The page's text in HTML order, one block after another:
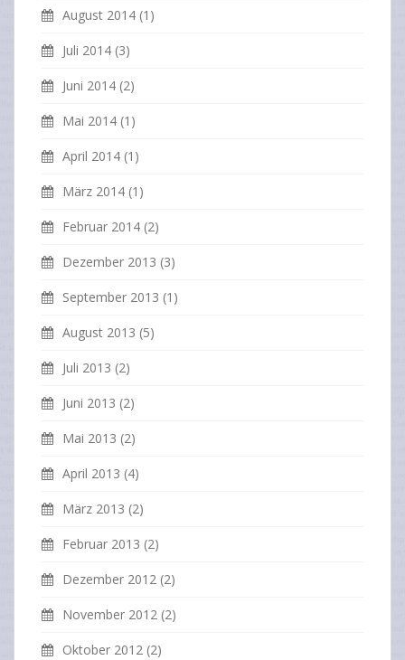
August 2014 (1)
Juli 2014 (3)
Juni 2014 (2)
Mai 2014 (1)
April 2014 (1)
März 2014 (1)
Februar 2014 (2)
Dezember 2013 (3)
September 2013 (1)
August 2013 (5)
Juli 2013 (2)
Juni 2013 (2)
Mai 2013 (2)
April 2013 (4)
März 2013 (2)
Februar 2013 (2)
Dezember 2012 (2)
November 2012 (2)
Oktober 2012 (2)